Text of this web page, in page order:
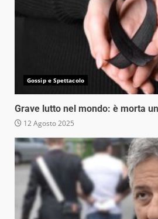
Gossip e Spettacolo
Grave lutto nel mondo: è morta
12 Agosto 2025